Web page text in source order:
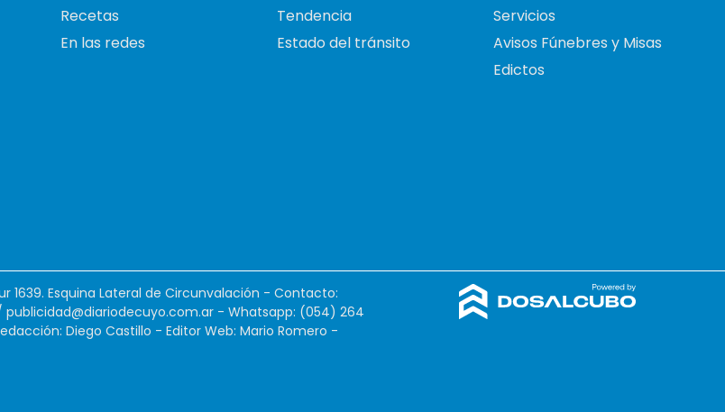
Recetas
En las redes
Tendencia
Estado del tránsito
Servicios
Avisos Fúnebres y Misas
Edictos
1639. Esquina Lateral de Circunvalación - Contacto:
publicidad@diariodecuyo.com.ar - Whatsapp: (054) 264
Diego Castillo - Editor Web: Mario Romero -